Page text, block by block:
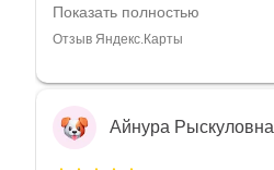
угодно
Показать полностью
Отзыв Яндекс.Карты
Айнура Рыскуловна